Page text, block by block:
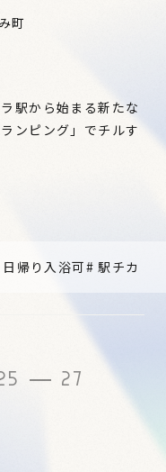
町
駅から始まる新たな
ンピング」でチルす
日帰り入浴可#駅チカ
27